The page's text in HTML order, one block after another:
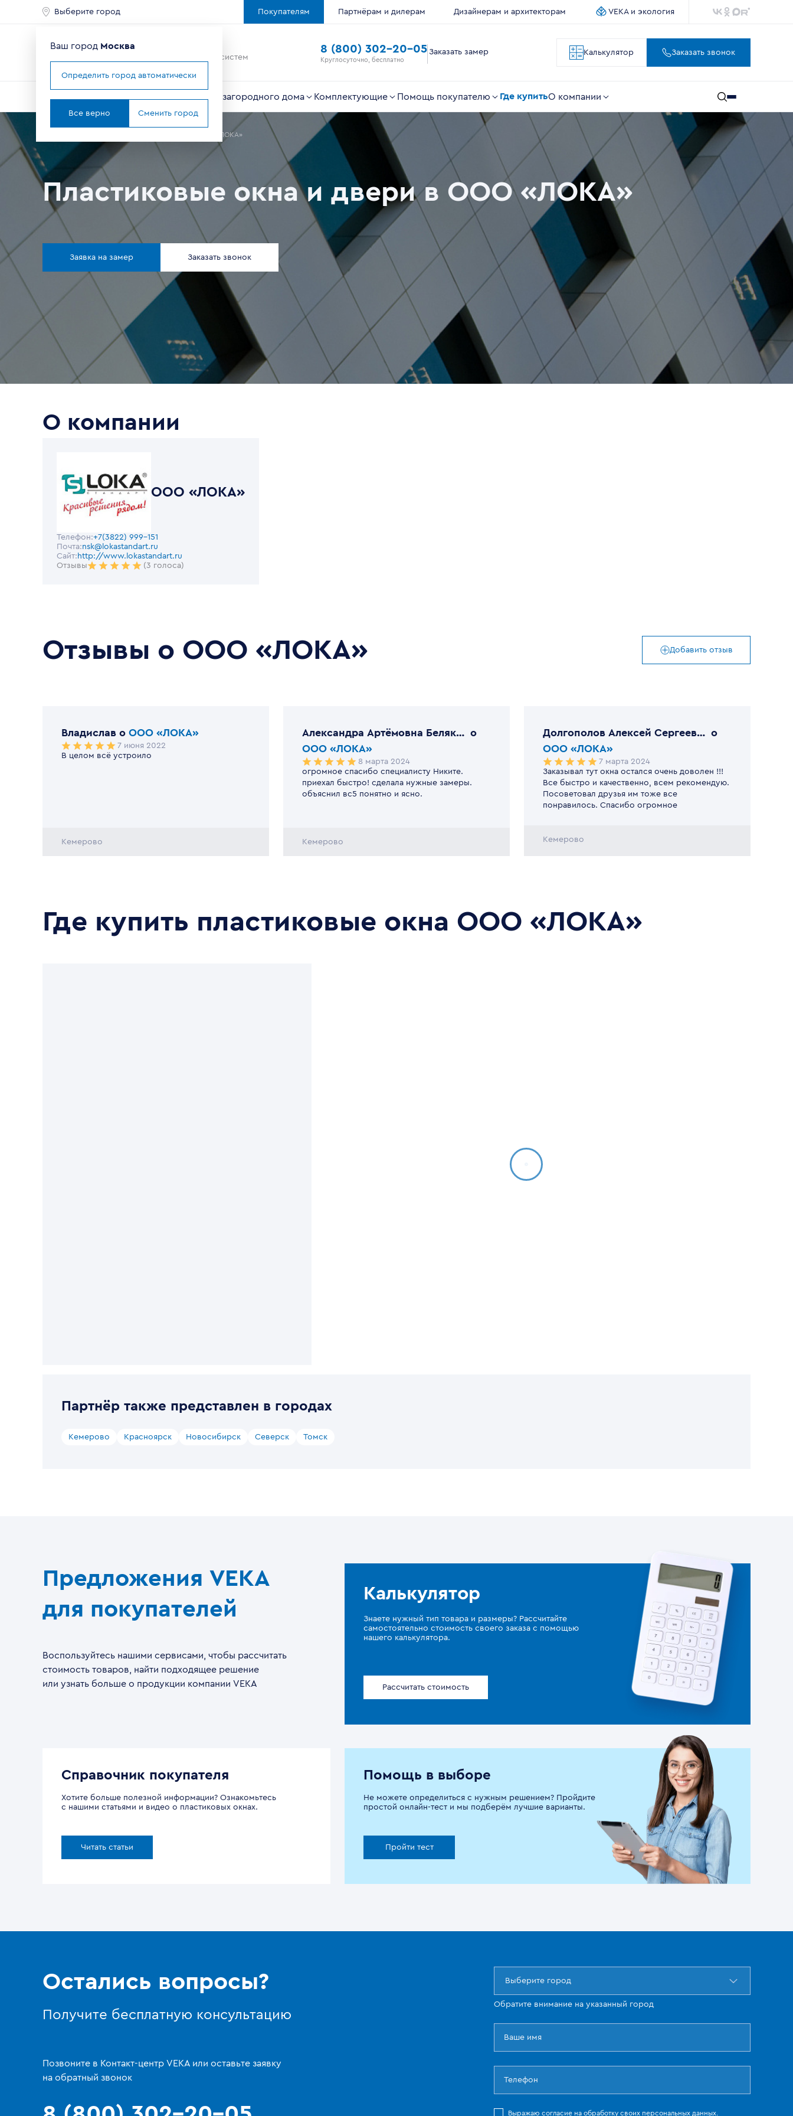
Выберите город Покупателям Партнёрам и дилерам Дизайнерам и архитекторам VEKA и экология
Ведущий мировой
производитель оконных систем
8 (800) 302-20-05
Круглосуточно, бесплатно
Заказать замер Калькулятор Заказать звонок
Для загородного дома Комплектующие Помощь покупателю Где купитьО компании
ООО «ЛОКА»
Пластиковые окна и двери в ООО «ЛОКА»
Заявка на замер Заказать звонок
О компании
ООО «ЛОКА»
Телефон:+7(3822) 999-151
Почта:nsk@lokastandart.ru
Сайт: http://www.lokastandart.ru
Отзывы
(3 голоса)
Отзывы о ООО «ЛОКА» Добавить отзыв
Владислав o ООО «ЛОКА»
7 июня 2022
В целом всё устроило
Кемерово
Александра Артёмовна Белякова o
ООО «ЛОКА»
8 марта 2024
огромное спасибо специалисту Никите.
приехал быстро! сделала нужные замеры.
объяснил вс5 понятно и ясно.
Кемерово
Долгополов Алексей Сергеевич o
ООО «ЛОКА»
7 марта 2024
Заказывал тут окна остался очень доволен !!!
Все быстро и качественно, всем рекомендую.
Посоветовал друзья им тоже все
понравилось. Спасибо огромное
Кемерово
Где купить пластиковые окна ООО «ЛОКА»
Партнёр также представлен в городах
Кемерово Красноярск Новосибирск Северск Томск
Предложения VEKA
для покупателей
Воспользуйтесь нашими сервисами, чтобы рассчитать
стоимость товаров, найти подходящее решение
или узнать больше о продукции компании VEKA
Калькулятор
Знаете нужный тип товара и размеры? Рассчитайте
самостоятельно стоимость своего заказа с помощью
нашего калькулятора.
Рассчитать стоимость
Справочник покупателя
Хотите больше полезной информации? Ознакомьтесь
с нашими статьями и видео о пластиковых окнах.
Читать статьи
Помощь в выборе
Не можете определиться с нужным решением? Пройдите
простой онлайн-тест и мы подберём лучшие варианты.
Пройти тест
Остались вопросы?
Получите бесплатную консультацию
Позвоните в Контакт-центр VEKA или оставьте заявку
на обратный звонок
Выберите город
Обратите внимание на указанный город
Выражаю согласие на обработку своих персональных данных.
Ваш город Москва
Определить город автоматически
Все верно Сменить город